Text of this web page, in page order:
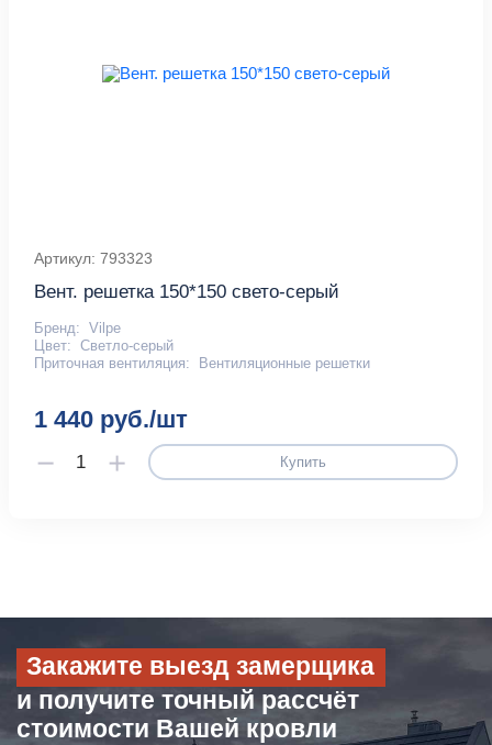
Артикул: 793323
Вент. решетка 150*150 свето-серый
Бренд: Vilpe
Цвет: Светло-серый
Приточная вентиляция:
Вентиляционные решетки
1 440 руб./шт
Купить
Закажите выезд замерщика
и получите точный рассчёт
стоимости Вашей кровли